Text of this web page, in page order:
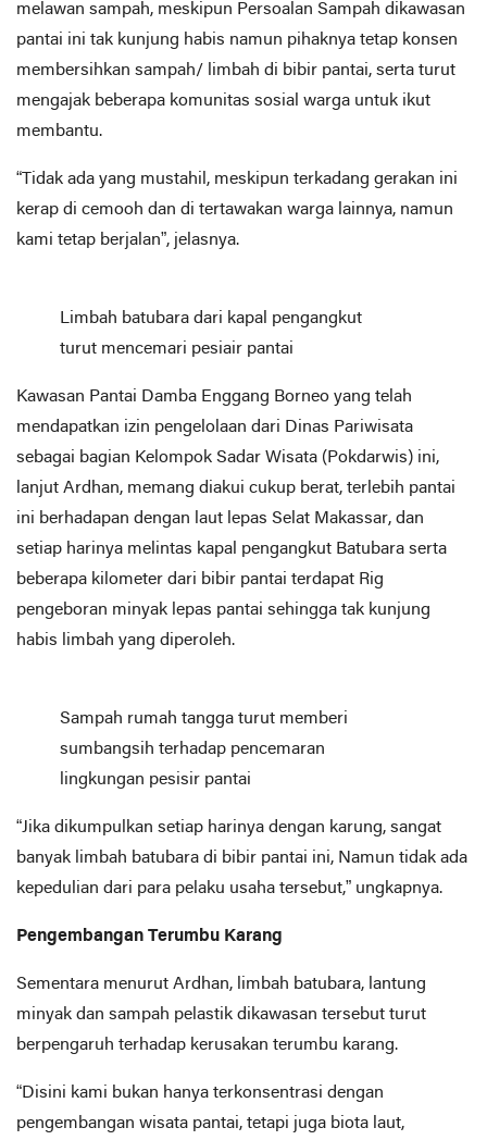
melawan sampah, meskipun Persoalan Sampah dikawasan
pantai ini tak kunjung habis namun pihaknya tetap konsen
membersihkan sampah/ limbah di bibir pantai, serta turut
mengajak beberapa komunitas sosial warga untuk ikut
membantu.
“Tidak ada yang mustahil, meskipun terkadang gerakan ini
kerap di cemooh dan di tertawakan warga lainnya, namun
kami tetap berjalan”, jelasnya.
Limbah batubara dari kapal pengangkut
turut mencemari pesiair pantai
Kawasan Pantai Damba Enggang Borneo yang telah
mendapatkan izin pengelolaan dari Dinas Pariwisata
sebagai bagian Kelompok Sadar Wisata (Pokdarwis) ini,
lanjut Ardhan, memang diakui cukup berat, terlebih pantai
ini berhadapan dengan laut lepas Selat Makassar, dan
setiap harinya melintas kapal pengangkut Batubara serta
beberapa kilometer dari bibir pantai terdapat Rig
pengeboran minyak lepas pantai sehingga tak kunjung
habis limbah yang diperoleh.
Sampah rumah tangga turut memberi
sumbangsih terhadap pencemaran
lingkungan pesisir pantai
“Jika dikumpulkan setiap harinya dengan karung, sangat
banyak limbah batubara di bibir pantai ini, Namun tidak ada
kepedulian dari para pelaku usaha tersebut,” ungkapnya.
Pengembangan Terumbu Karang
Sementara menurut Ardhan, limbah batubara, lantung
minyak dan sampah pelastik dikawasan tersebut turut
berpengaruh terhadap kerusakan terumbu karang.
“Disini kami bukan hanya terkonsentrasi dengan
pengembangan wisata pantai, tetapi juga biota laut,